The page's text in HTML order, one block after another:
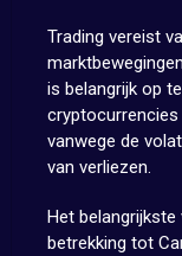
Trading vereist
is belangrijk op
vanwege de
van verliezen.
Het
betrekking tot